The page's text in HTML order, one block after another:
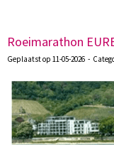
Roeimarathon
Geplaatst op 11-05-2026 -